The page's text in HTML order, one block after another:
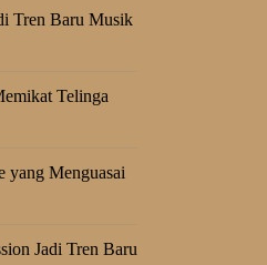
Tren Baru Musik
Telinga
yang Menguasai
Jadi Tren Baru